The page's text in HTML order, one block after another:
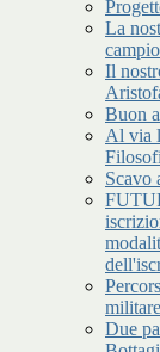
La
Il
Buon
Al via
Scavo
Due